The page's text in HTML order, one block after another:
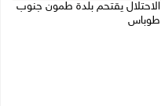
الاحتلال يقتحم بلدة طمون جنوب
طوباس